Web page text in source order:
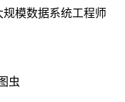
模数据系统工程师
图虫